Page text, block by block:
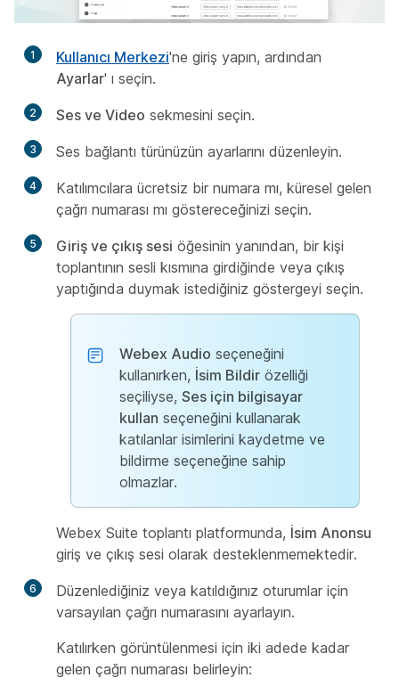
1 Kullanıcı Merkezi'ne giriş yapın, ardından
Ayarlar' ı seçin.
2 Ses ve Video sekmesini seçin.
3 Ses bağlantı türünüzün ayarlarını düzenleyin.
4
Katılımcılara ücretsiz bir numara mı, küresel gelen
çağrı numarası mı göstereceğinizi seçin.
5 Giriş ve çıkış sesi öğesinin yanından, bir kişi
toplantının sesli kısmına girdiğinde veya çıkış
yaptığında duymak istediğiniz göstergeyi seçin.
Webex Audio seçeneğini
kullanırken, İsim Bildir özelliği
seçiliyse, Ses için bilgisayar
kullan seçeneğini kullanarak
katılanlar isimlerini kaydetme ve
bildirme seçeneğine sahip
olmazlar.
Webex Suite toplantı platformunda, İsim Anonsu
giriş ve çıkış sesi olarak desteklenmemektedir.
6
Düzenlediğiniz veya katıldığınız oturumlar için
varsayılan çağrı numarasını ayarlayın.
Katılırken görüntülenmesi için iki adede kadar
gelen çağrı numarası belirleyin: